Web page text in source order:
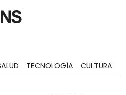
TECNOLOGÍA CULTURA